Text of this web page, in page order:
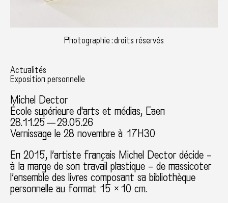
Photographie : droits réservés
Actualités
Exposition personnelle
Michel Dector
École supérieure d'arts et médias, Caen
28.11.25 — 29.05.26
Vernissage le 28 novembre à 17H30
En 2015, l’artiste français Michel Dector décide –
à la marge de son travail plastique – de massicoter
l’ensemble des livres composant sa bibliothèque
personnelle au format 15 × 10 cm.